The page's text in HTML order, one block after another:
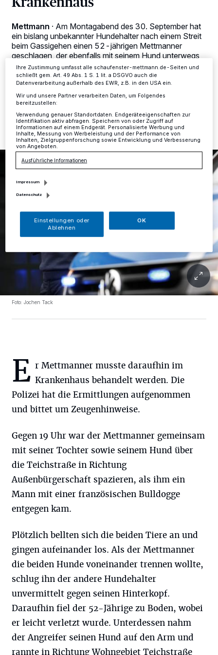
Mettmann · Am Montagabend des 30. September hat
ein bislang unbekannter Hundehalter nach einem Streit
beim Gassigehen einen 52-jährigen Mettmanner
geschlagen, der ebenfalls mit seinem Hund unterwegs
war.
01.10.2019 , 11:59 Uhr
Foto: Jochen Tack
e r Mettmanner musste daraufhin im
Krankenhaus behandelt werden. Die
Polizei hat die Ermittlungen aufgenommen
und bittet um Zeugenhinweise.
Gegen 19 Uhr war der Mettmanner gemeinsam
mit seiner Tochter sowie seinem Hund über
die Teichstraße in Richtung
Außenbürgerschaft spazieren, als ihm ein
Mann mit einer französischen Bulldogge
entgegen kam.
Plötzlich bellten sich die beiden Tiere an und
gingen aufeinander los. Als der Mettmanner
die beiden Hunde voneinander trennen wollte,
schlug ihn der andere Hundehalter
unvermittelt gegen seinen Hinterkopf.
Daraufhin fiel der 52-Jährige zu Boden, wobei
er leicht verletzt wurde. Unterdessen nahm
der Angreifer seinen Hund auf den Arm und
rannte in Richtung Wohngebiet Teichstraße
Zwecke. Wenn Tracker deaktiviert sind, sind manche Inhalte und
dieses Menü jederzeit wieder aufrufen, um Ihre Einstellungen zu
ändern oder Ihre Einwilligung zu widerrufen, indem Sie auf den Link
Einstellungen oder Ablehnen am unteren Rand der Webseite klicken.
Ihre Einstellungen gelten innerhalb unseres Website. Weitere
Informationen finden Sie in unserer Datenschutzerklärung.
Ihre Zustimmung umfasst alle schaufenster-mettmann.de-Seiten und
schließt gem. Art. 49 Abs. 1 S. 1 lit. a DSGVO auch die
Datenverarbeitung außerhalb des EWR, z.B. in den USA ein.
Wir und unsere Partner verarbeiten Daten, um Folgendes
bereitzustellen:
Verwendung genauer Standortdaten. Endgeräteeigenschaften zur
Identifikation aktiv abfragen. Speichern von oder Zugriff auf
Informationen auf einem Endgerät. Personalisierte Werbung und
Inhalte, Messung von Werbeleistung und der Performance von
Inhalten, Zielgruppenforschung sowie Entwicklung und Verbesserung
von Angeboten.
Ausführliche Informationen
Impressum
Datenschutz
Einstellungen oder
Ablehnen
OK